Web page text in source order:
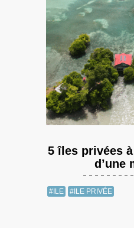
5 îles privées
d’une
#ILE #ILE PRIVÉE